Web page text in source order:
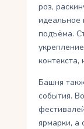
роз,
идеальное
подъёма.
Башня
события.
ярмарки, а